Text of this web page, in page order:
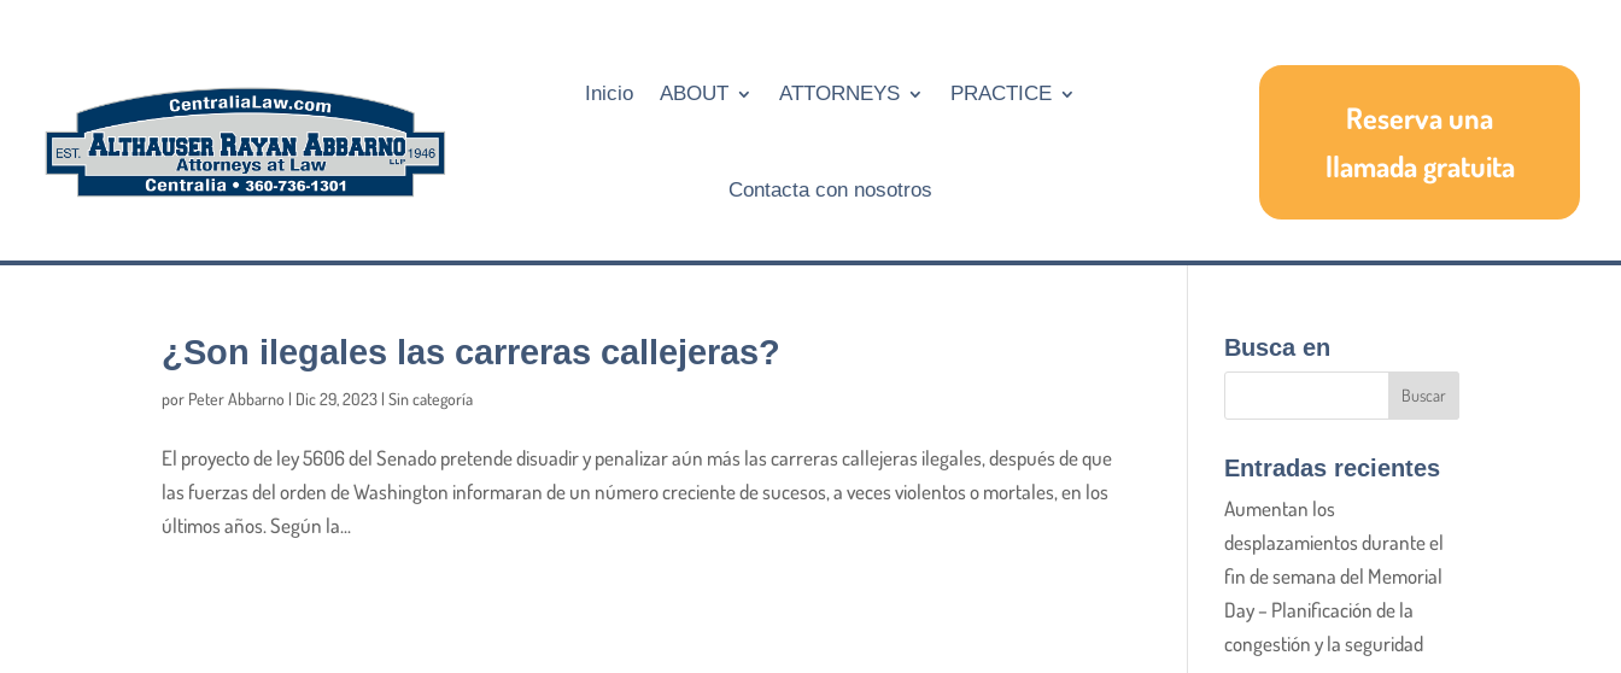
Inicio ABOUT ATTORNEYS PRACTICE
Contacta con nosotros
Reserva una
llamada gratuita
¿Son ilegales las carreras callejeras?
por Peter Abbarno | Dic 29, 2023 |Sin categoría
El proyecto de ley 5606 del Senado pretende disuadir y penalizar aún más las carreras callejeras ilegales, después de que
las fuerzas del orden de Washington informaran de un número creciente de sucesos, a veces violentos o mortales, en los
últimos años. Según la...
Busca en
Entradas recientes
Aumentan los
desplazamientos durante el
fin de semana del Memorial
Day – Planificación de la
congestión y la seguridad